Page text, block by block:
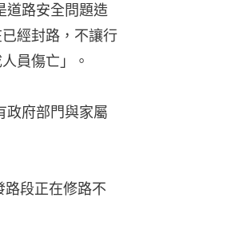
道路安全問題造
經封路，不讓行
員傷亡」。
政府部門與家屬
段正在修路不